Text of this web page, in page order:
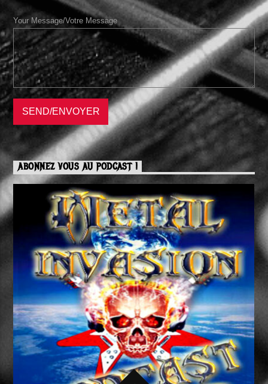
Your Message/Votre Message
ABONNEZ VOUS AU PODCAST !